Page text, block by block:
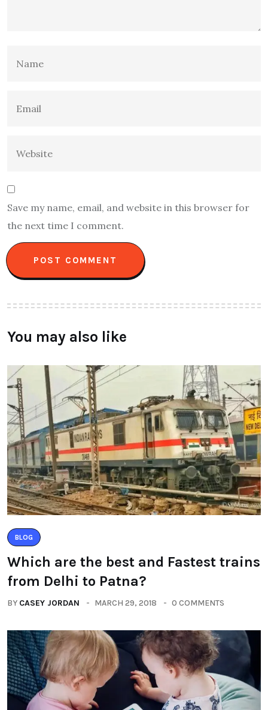
Save my name, email, and website in this browser for
the next time I comment.
You may also like
BLOG
Which are the best and Fastest trains
from Delhi to Patna?
BY CASEY JORDAN MARCH 29, 2018 0 COMMENTS